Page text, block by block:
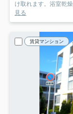
け取れます。浴室乾
見る
賃貸マンション